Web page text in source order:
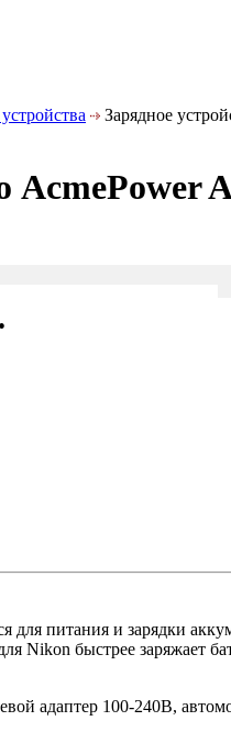
Зарядное
AcmePower
для питания и зарядки
Nikon быстрее заряжает
адаптер 100-240В,